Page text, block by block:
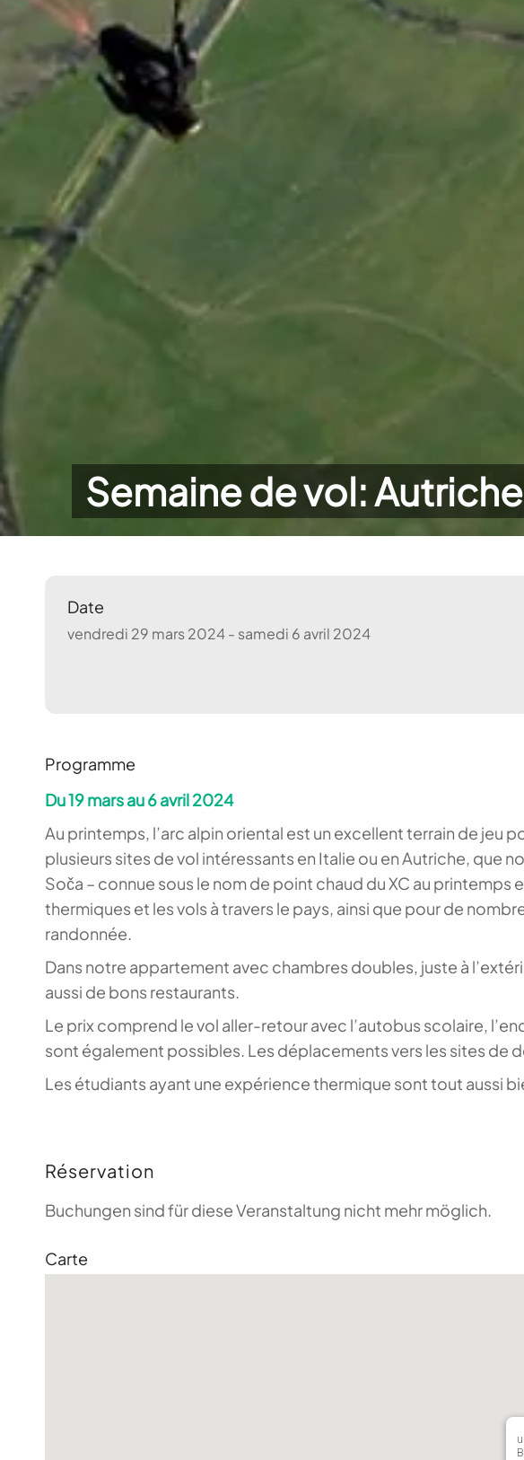
Semaine de vol:
Date
vendredi 29 mars 2024 - samedi 6 avril 2024
Programme
Du 19 mars au 6 avril 2024
Au printemps, l’arc alpin oriental est un excellent terrain de jeu
plusieurs sites de vol intéressants en Italie ou en Autriche, que
Soča – connue sous le nom de point chaud du XC au
thermiques et les vols à travers le pays, ainsi que pour de
randonnée.
Dans notre appartement avec chambres doubles, juste à
aussi de bons restaurants.
Le prix comprend le vol aller-retour avec l’autobus scolaire,
sont également possibles. Les déplacements vers les sites de
Les étudiants ayant une expérience thermique sont tout aussi
Réservation
Buchungen sind für diese Veranstaltung nicht mehr möglich.
Carte